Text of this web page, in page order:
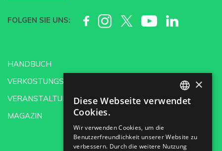
FOLGEN SIE UNS:
HANDBUCH
VERKOSTUNGSSCHULE
VERANSTALTUNGEN
MAGAZIN
SPANISH
GERMAN
×
Diese Webseite verwendet
Cookies.
Wir verwenden Cookies, um die
Benutzerfreundlichkeit unserer Website zu
verbessern. Durch die weitere Nutzung